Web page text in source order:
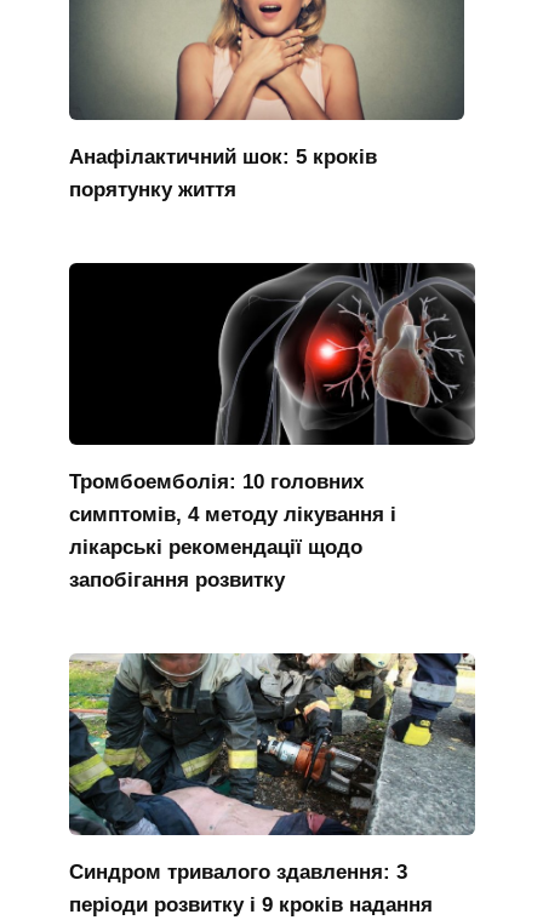
Анафілактичний шок: 5 кроків
порятунку життя
Тромбоемболія: 10 головних
симптомів, 4 методу лікування і
лікарські рекомендації щодо
запобігання розвитку
Синдром тривалого здавлення: 3
періоди розвитку і 9 кроків надання